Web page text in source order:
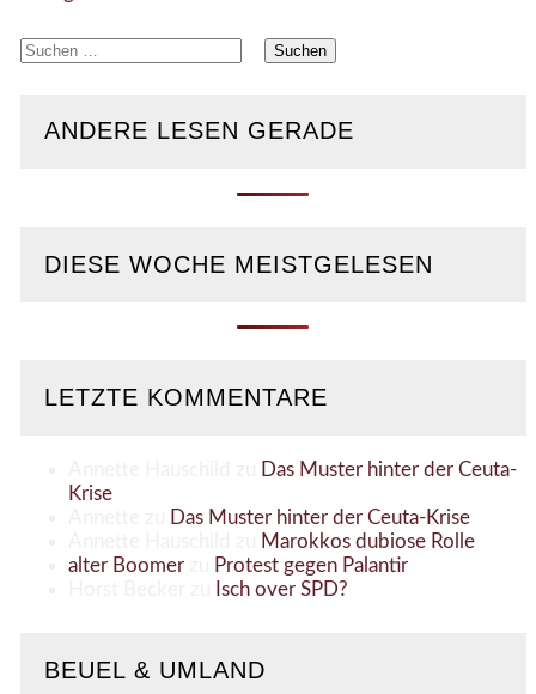
Suchen
ANDERE LESEN GERADE
DIESE WOCHE MEISTGELESEN
LETZTE KOMMENTARE
Das Muster hinter der Ceuta-
Krise
Das Muster hinter der Ceuta-Krise
Marokkos dubiose Rolle
alter Boomerzu
Protest gegen Palantir
Isch over SPD?
BEUEL & UMLAND